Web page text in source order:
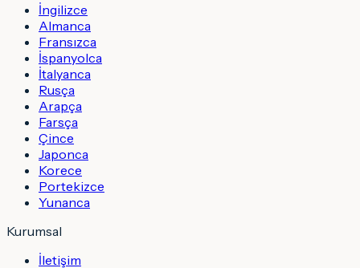
İngilizce
Almanca
Fransızca
İspanyolca
İtalyanca
Rusça
Arapça
Farsça
Çince
Japonca
Korece
Portekizce
Yunanca
Kurumsal
İletişim